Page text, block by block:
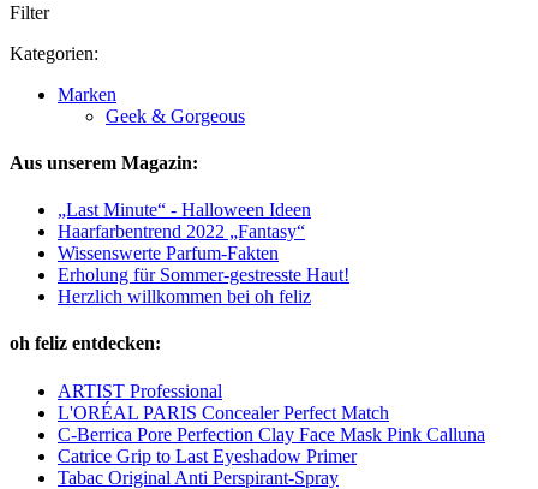
Filter
Kategorien:
Marken
Geek & Gorgeous
Aus unserem Magazin:
„Last Minute“ - Halloween Ideen
Haarfarbentrend 2022 „Fantasy“
Wissenswerte Parfum-Fakten
Erholung für Sommer-gestresste Haut!
Herzlich willkommen bei oh feliz
oh feliz entdecken:
ARTIST Professional
L'ORÉAL PARIS Concealer Perfect Match
C-Berrica Pore Perfection Clay Face Mask Pink Calluna
Catrice Grip to Last Eyeshadow Primer
Tabac Original Anti Perspirant-Spray